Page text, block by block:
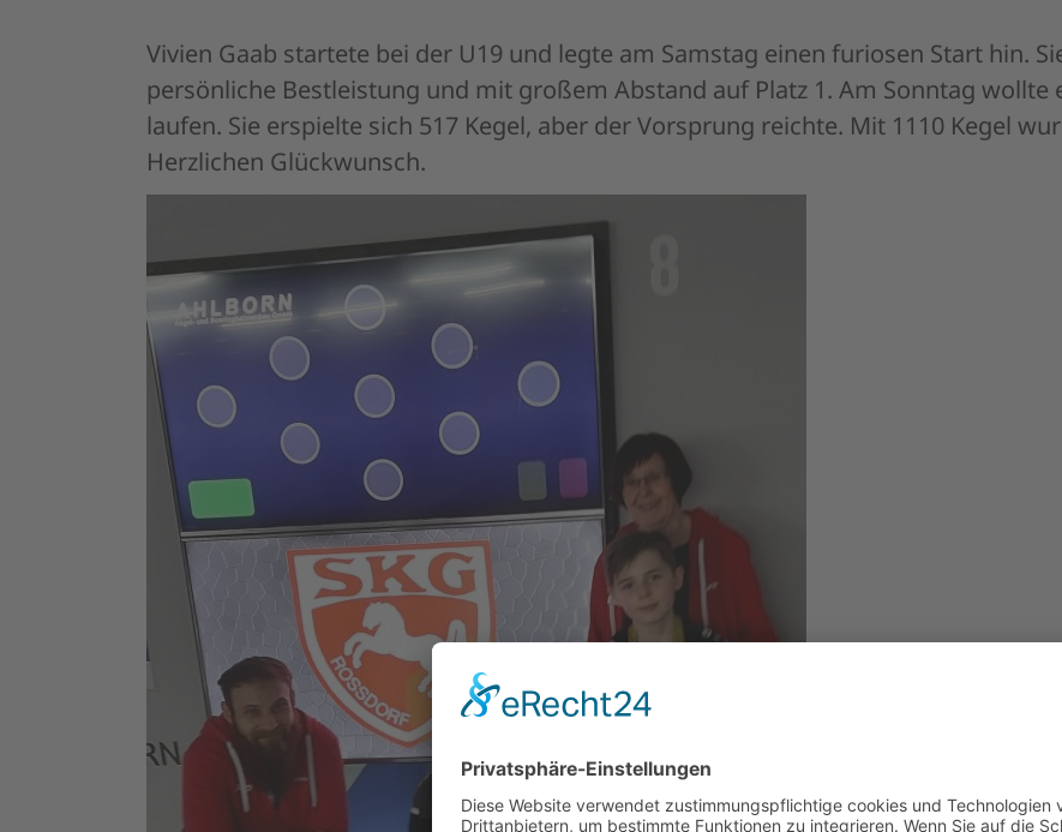
Vivien Gaab startete bei der U19 und legte am Samstag einen furiosen Start hin.
persönliche Bestleistung und mit großem Abstand auf Platz 1. Am Sonntag
laufen. Sie erspielte sich 517 Kegel, aber der Vorsprung reichte. Mit 1110 Kegel
Herzlichen Glückwunsch.